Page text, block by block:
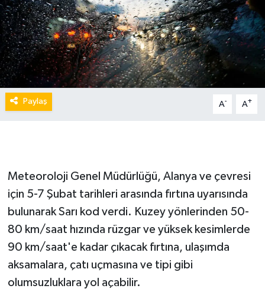
Paylaş A- A+
Meteoroloji Genel Müdürlüğü, Alanya ve çevresi
için 5-7 Şubat tarihleri arasında fırtına uyarısında
bulunarak Sarı kod verdi. Kuzey yönlerinden 50-
80 km/saat hızında rüzgar ve yüksek kesimlerde
90 km/saat'e kadar çıkacak fırtına, ulaşımda
aksamalara, çatı uçmasına ve tipi gibi
olumsuzluklara yol açabilir.